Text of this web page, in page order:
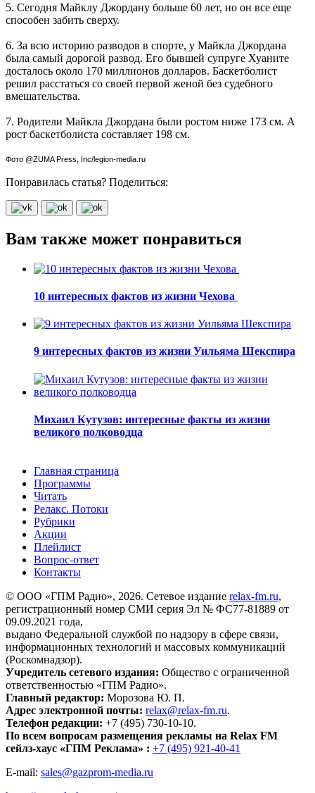
5. Сегодня Майклу Джордану больше 60 лет, но он все еще
способен забить сверху.
6. За всю историю разводов в спорте, у Майкла Джордана
была самый дорогой развод. Его бывшей супруге Хуаните
досталось около 170 миллионов долларов. Баскетболист
решил расстаться со своей первой женой без судебного
вмешательства.
7. Родители Майкла Джордана были ростом ниже 173 см. А
рост баскетболиста составляет 198 см.
Фото @ZUMA Press, Inc/legion-media.ru
Понравилась статья? Поделиться:
Вам также может понравиться
10 интересных фактов из жизни Чехова
9 интересных фактов из жизни Уильяма Шекспира
Михаил Кутузов: интересные факты из жизни
великого полководца
Главная страница
Программы
Читать
Релакс. Потоки
Рубрики
Акции
Плейлист
Вопрос-ответ
Контакты
© ООО «ГПМ Радио», 2026. Сетевое издание relax-fm.ru,
регистрационный номер СМИ серия Эл № ФС77-81889 от
09.09.2021 года,
выдано Федеральной службой по надзору в сфере связи,
информационных технологий и массовых коммуникаций
(Роскомнадзор).
Учредитель сетевого издания: Общество с ограниченной
ответственностью «ГПМ Радио».
Главный редактор: Морозова Ю. П.
Адрес электронной почты: relax@relax-fm.ru.
Телефон редакции: +7 (495) 730-10-10.
По всем вопросам размещения рекламы на Relax FM
сейлз-хаус «ГПМ Реклама» : +7 (495) 921-40-41
E-mail: sales@gazprom-media.ru